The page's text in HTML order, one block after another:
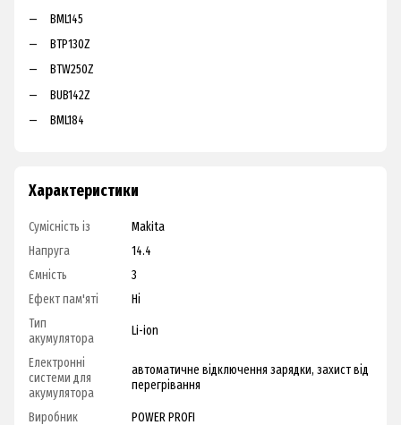
BML145
BTP130Z
BTW250Z
BUB142Z
BML184
Характеристики
Сумісність із
Makita
Напруга
14.4
Ємність
3
Ефект пам'яті
Ні
Тип
акумулятора
Li-ion
Електронні
системи для
акумулятора
автоматичне відключення зарядки, захист від
перегрівання
Виробник
POWER PROFI